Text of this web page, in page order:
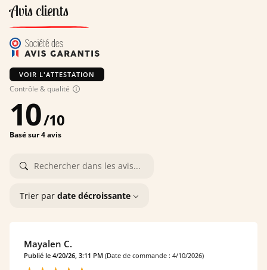
Avis clients
VOIR L'ATTESTATION
Contrôle & qualité
10/10
Basé sur 4 avis
Trier par date décroissante
Mayalen C.
Publié le 4/20/26, 3:11 PM (Date de commande : 4/10/2026)